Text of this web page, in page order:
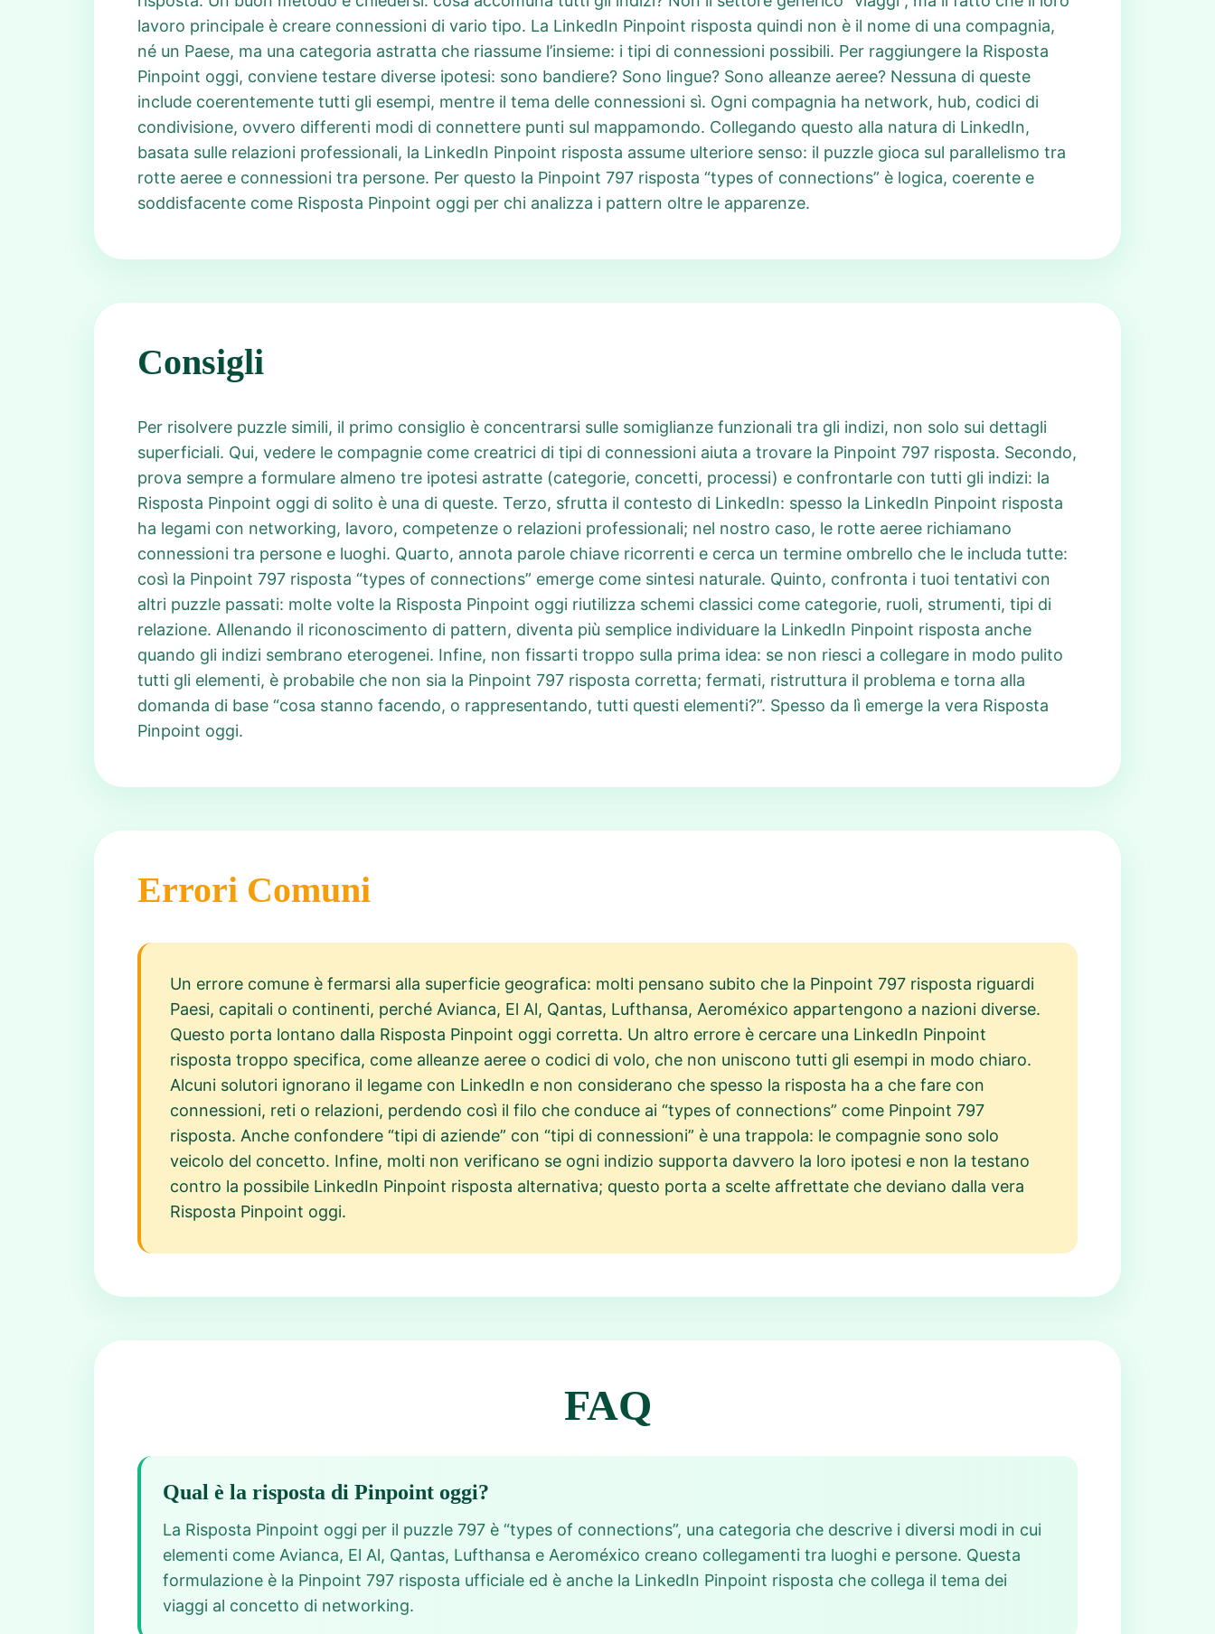
lavoro principale è creare connessioni di vario tipo. La LinkedIn Pinpoint risposta quindi non è il nome di una compagnia,
né un Paese, ma una categoria astratta che riassume l’insieme: i tipi di connessioni possibili. Per raggiungere la Risposta
Pinpoint oggi, conviene testare diverse ipotesi: sono bandiere? Sono lingue? Sono alleanze aeree? Nessuna di queste
include coerentemente tutti gli esempi, mentre il tema delle connessioni sì. Ogni compagnia ha network, hub, codici di
condivisione, ovvero differenti modi di connettere punti sul mappamondo. Collegando questo alla natura di LinkedIn,
basata sulle relazioni professionali, la LinkedIn Pinpoint risposta assume ulteriore senso: il puzzle gioca sul parallelismo tra
rotte aeree e connessioni tra persone. Per questo la Pinpoint 797 risposta “types of connections” è logica, coerente e
soddisfacente come Risposta Pinpoint oggi per chi analizza i pattern oltre le apparenze.
Consigli
Per risolvere puzzle simili, il primo consiglio è concentrarsi sulle somiglianze funzionali tra gli indizi, non solo sui dettagli
superficiali. Qui, vedere le compagnie come creatrici di tipi di connessioni aiuta a trovare la Pinpoint 797 risposta. Secondo,
prova sempre a formulare almeno tre ipotesi astratte (categorie, concetti, processi) e confrontarle con tutti gli indizi: la
Risposta Pinpoint oggi di solito è una di queste. Terzo, sfrutta il contesto di LinkedIn: spesso la LinkedIn Pinpoint risposta
ha legami con networking, lavoro, competenze o relazioni professionali; nel nostro caso, le rotte aeree richiamano
connessioni tra persone e luoghi. Quarto, annota parole chiave ricorrenti e cerca un termine ombrello che le includa tutte:
così la Pinpoint 797 risposta “types of connections” emerge come sintesi naturale. Quinto, confronta i tuoi tentativi con
altri puzzle passati: molte volte la Risposta Pinpoint oggi riutilizza schemi classici come categorie, ruoli, strumenti, tipi di
relazione. Allenando il riconoscimento di pattern, diventa più semplice individuare la LinkedIn Pinpoint risposta anche
quando gli indizi sembrano eterogenei. Infine, non fissarti troppo sulla prima idea: se non riesci a collegare in modo pulito
tutti gli elementi, è probabile che non sia la Pinpoint 797 risposta corretta; fermati, ristruttura il problema e torna alla
domanda di base “cosa stanno facendo, o rappresentando, tutti questi elementi?”. Spesso da lì emerge la vera Risposta
Pinpoint oggi.
Errori Comuni
Un errore comune è fermarsi alla superficie geografica: molti pensano subito che la Pinpoint 797 risposta riguardi
Paesi, capitali o continenti, perché Avianca, El Al, Qantas, Lufthansa, Aeroméxico appartengono a nazioni diverse.
Questo porta lontano dalla Risposta Pinpoint oggi corretta. Un altro errore è cercare una LinkedIn Pinpoint
risposta troppo specifica, come alleanze aeree o codici di volo, che non uniscono tutti gli esempi in modo chiaro.
Alcuni solutori ignorano il legame con LinkedIn e non considerano che spesso la risposta ha a che fare con
connessioni, reti o relazioni, perdendo così il filo che conduce ai “types of connections” come Pinpoint 797
risposta. Anche confondere “tipi di aziende” con “tipi di connessioni” è una trappola: le compagnie sono solo
veicolo del concetto. Infine, molti non verificano se ogni indizio supporta davvero la loro ipotesi e non la testano
contro la possibile LinkedIn Pinpoint risposta alternativa; questo porta a scelte affrettate che deviano dalla vera
Risposta Pinpoint oggi.
FAQ
Qual è la risposta di Pinpoint oggi?
La Risposta Pinpoint oggi per il puzzle 797 è “types of connections”, una categoria che descrive i diversi modi in cui
elementi come Avianca, El Al, Qantas, Lufthansa e Aeroméxico creano collegamenti tra luoghi e persone. Questa
formulazione è la Pinpoint 797 risposta ufficiale ed è anche la LinkedIn Pinpoint risposta che collega il tema dei
viaggi al concetto di networking.